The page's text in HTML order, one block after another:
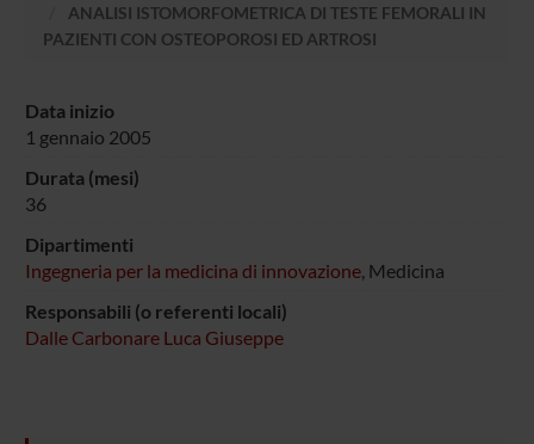
ANALISI ISTOMORFOMETRICA DI TESTE FEMORALI IN
PAZIENTI CON OSTEOPOROSI ED ARTROSI
Data inizio
1 gennaio 2005
Durata (mesi)
36
Dipartimenti
Ingegneria per la medicina di innovazione, Medicina
Responsabili (o referenti locali)
Dalle Carbonare Luca Giuseppe